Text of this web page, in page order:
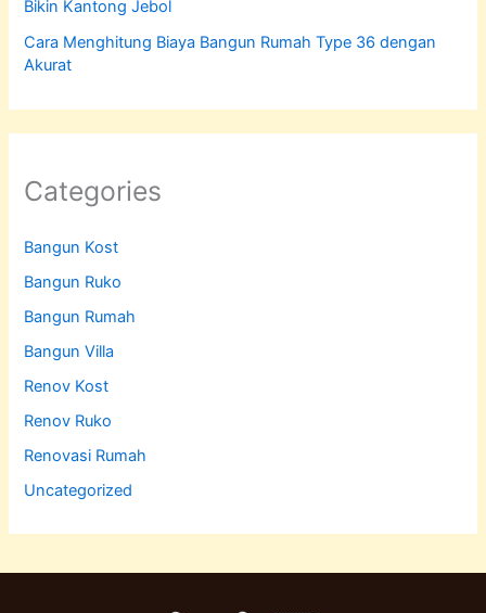
Bikin Kantong Jebol
Cara Menghitung Biaya Bangun Rumah Type 36 dengan
Akurat
Categories
Bangun Kost
Bangun Ruko
Bangun Rumah
Bangun Villa
Renov Kost
Renov Ruko
Renovasi Rumah
Uncategorized